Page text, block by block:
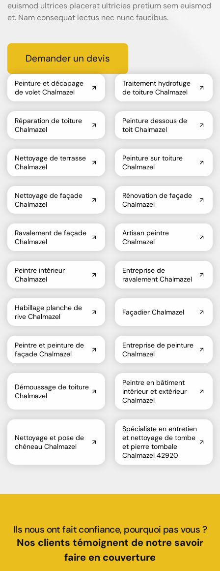
euismod ultrices placerat ultricies pretium sem euismod
et. Nam consequat lectus nec nunc faucibus.
Demander un devis
Peinture et décapage
de volet Chalmazel
Traitement hydrofuge
de toiture Chalmazel
Réparation de toiture
Chalmazel
Peinture dessous de
toit Chalmazel
Nettoyage de terrasse
Chalmazel
Peinture sur toiture
Chalmazel
Nettoyage de façade
Chalmazel
Rénovation de façade
Chalmazel
Ravalement de façade
Chalmazel
Artisan peintre
Chalmazel
Peintre intérieur
Chalmazel
Entreprise de
ravalement Chalmazel
Habillage planche de
rive Chalmazel
Façadier Chalmazel
Peintre et peinture de
façade Chalmazel
Entreprise de peinture
Chalmazel
Démoussage de toiture
Chalmazel
Peintre en bâtiment
intérieur et extérieur
Chalmazel
Nettoyage et pose de
chéneau Chalmazel
Spécialiste en entretien
et nettoyage de tombe
et pierre tombale
Chalmazel 42920
Ils nous ont fait confiance, pourquoi pas vous ?
Nos clients témoignent de notre savoir
faire en couverture